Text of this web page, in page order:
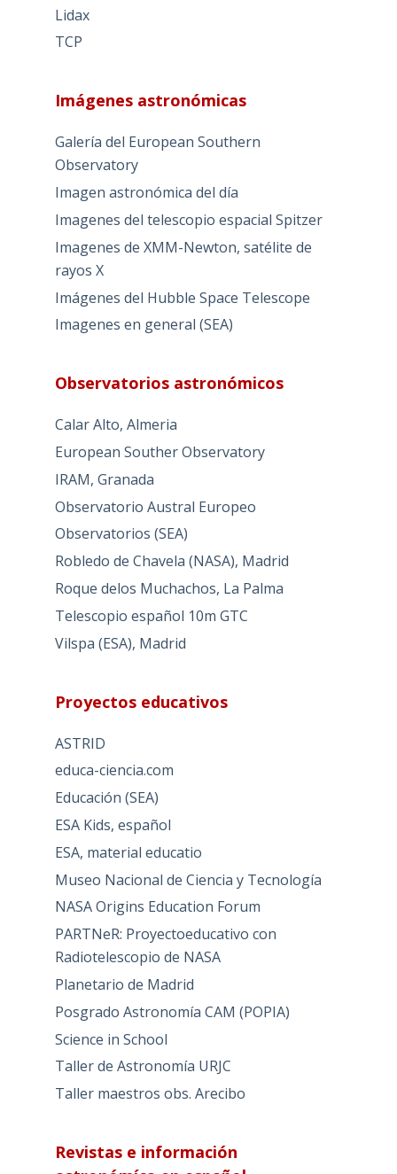
Lidax
TCP
Imágenes astronómicas
Galería del European Southern
Observatory
Imagen astronómica del día
Imagenes del telescopio espacial Spitzer
Imagenes de XMM-Newton, satélite de
rayos X
Imágenes del Hubble Space Telescope
Imagenes en general (SEA)
Observatorios astronómicos
Calar Alto, Almeria
European Souther Observatory
IRAM, Granada
Observatorio Austral Europeo
Observatorios (SEA)
Robledo de Chavela (NASA), Madrid
Roque delos Muchachos, La Palma
Telescopio español 10m GTC
Vilspa (ESA), Madrid
Proyectos educativos
ASTRID
educa-ciencia.com
Educación (SEA)
ESA Kids, español
ESA, material educatio
Museo Nacional de Ciencia y Tecnología
NASA Origins Education Forum
PARTNeR: Proyectoeducativo con
Radiotelescopio de NASA
Planetario de Madrid
Posgrado Astronomía CAM (POPIA)
Science in School
Taller de Astronomía URJC
Taller maestros obs. Arecibo
Revistas e información